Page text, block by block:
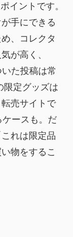
イントです。
手にできる
、コレクタ
が高く、
た投稿は常
限定グッズは
売サイトで
ースも。だ
れは限定品
物をするこ